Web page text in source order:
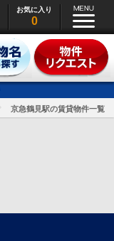
お気に入り
0
京急鶴見駅の賃貸物件一覧